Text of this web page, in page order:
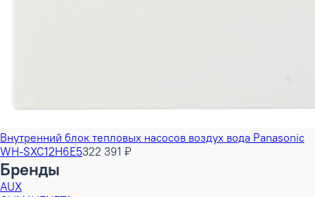
Внутренний блок тепловых насосов воздух вода Panasonic
WH-SXC12H6E5322 391 ₽
Бренды
AUX